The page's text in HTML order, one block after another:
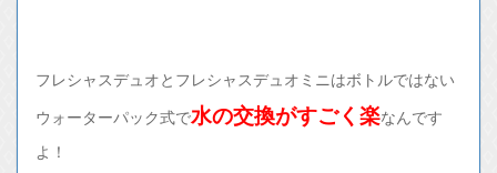
フレシャスデュオとフレシャスデュオミニはボトルではない
ウォーターパック式で水の交換がすごく楽なんです
よ！